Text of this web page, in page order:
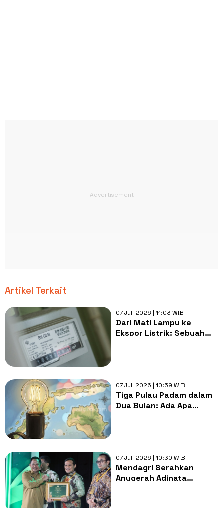
Artikel Terkait
07 Juli 2026 | 11:03 WIB
Dari Mati Lampu ke
Ekspor Listrik: Sebuah
07 Juli 2026 | 10:59 WIB
Tiga Pulau Padam dalam
Dua Bulan: Ada Apa
07 Juli 2026 | 10:30 WIB
Mendagri Serahkan
Anugerah Adinata